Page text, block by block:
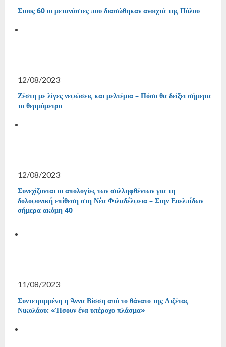
Στους 60 οι μετανάστες που διασώθηκαν ανοιχτά της Πύλου
12/08/2023
Ζέστη με λίγες νεφώσεις και μελτέμια – Πόσο θα δείξει σήμερα
το θερμόμετρο
12/08/2023
Συνεχίζονται οι απολογίες των συλληφθέντων για τη
δολοφονική επίθεση στη Νέα Φιλαδέλφεια – Στην Ευελπίδων
σήμερα ακόμη 40
11/08/2023
Συντετριμμένη η Άννα Βίσση από το θάνατο της Λιζέτας
Νικολάου: «Ήσουν ένα υπέροχο πλάσμα»